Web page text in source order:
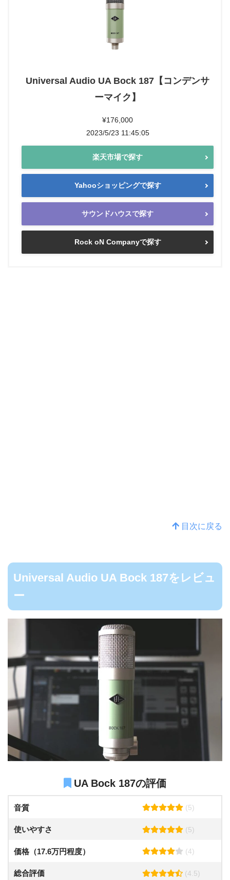
Universal Audio UA Bock 187【コンデンサ
ーマイク】
¥176,000
2023/5/23 11:45:05
楽天市場で探す
Yahooショッピングで探す
サウンドハウスで探す
Rock oN Companyで探す
目次に戻る
Universal Audio UA Bock 187をレビュ
ー
UA Bock 187の評価
音質 (5)
使いやすさ (5)
価格（17.6万円程度） (4)
総合評価 (4.5)